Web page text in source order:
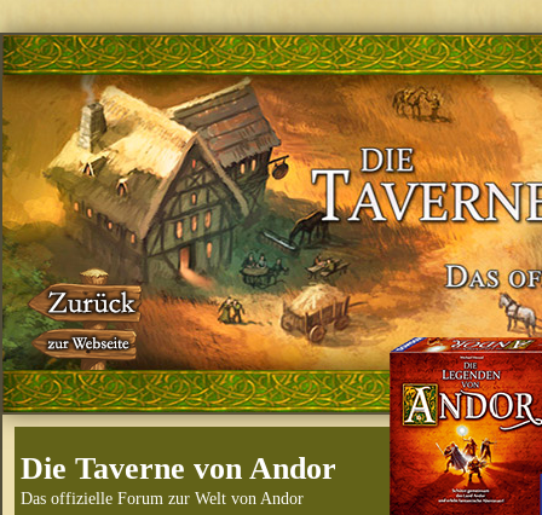
Die Taverne von Andor
Das offizielle Forum zur Welt von Andor